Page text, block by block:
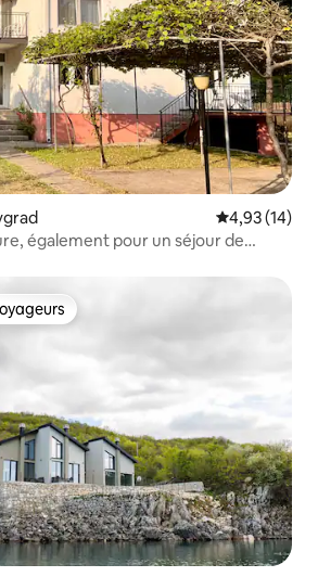
Note
4,93 (14)
également pour un séjour de
parmi les plus aimés